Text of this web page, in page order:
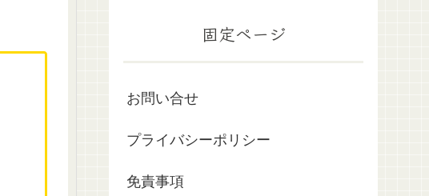
固定ページ
お問い合せ
プライバシーポリシー
免責事項